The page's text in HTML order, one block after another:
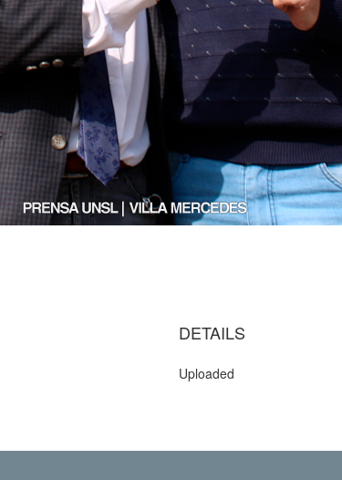
DETAILS
Uploaded